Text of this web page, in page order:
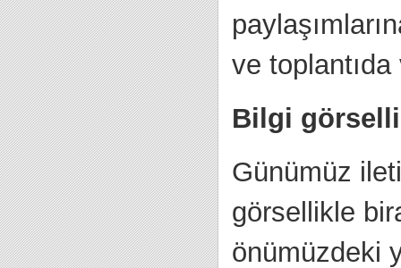
ve toplantıda
Bilgi
Günümüz
görsellikle
önümüzdeki